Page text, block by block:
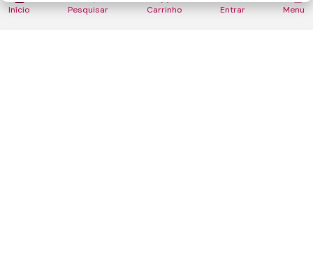
Início Pesquisar Carrinho Entrar Menu
ou manda um whats!